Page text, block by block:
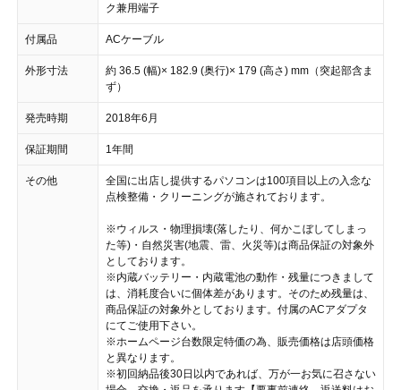
ク兼用端子
付属品 ACケーブル
外形寸法
約 36.5 (幅)× 182.9 (奥行)× 179 (高さ) mm（突起部含ま
ず）
発売時期 2018年6月
保証期間 1年間
その他
全国に出店し提供するパソコンは100項目以上の入念な
点検整備・クリーニングが施されております。
※ウィルス・物理損壊(落したり、何かこぼしてしまっ
た等)・自然災害(地震、雷、火災等)は商品保証の対象外
としております。
※内蔵バッテリー・内蔵電池の動作・残量につきまして
は、消耗度合いに個体差があります。そのため残量は、
商品保証の対象外としております。付属のACアダプタ
にてご使用下さい。
※ホームページ台数限定特価の為、販売価格は店頭価格
と異なります。
※初回納品後30日以内であれば、万が一お気に召さない